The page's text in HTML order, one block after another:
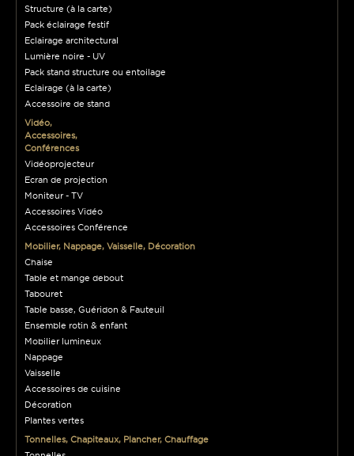
Structure (à la carte)
Pack éclairage festif
Eclairage architectural
Lumière noire - UV
Pack stand structure ou entoilage
Eclairage (à la carte)
Accessoire de stand
Vidéo,
Accessoires,
Conférences
Vidéoprojecteur
Ecran de projection
Moniteur - TV
Accessoires Vidéo
Accessoires Conférence
Mobilier, Nappage, Vaisselle, Décoration
Chaise
Table et mange debout
Tabouret
Table basse, Guéridon & Fauteuil
Ensemble rotin & enfant
Mobilier lumineux
Nappage
Vaisselle
Accessoires de cuisine
Décoration
Plantes vertes
Tonnelles, Chapiteaux, Plancher, Chauffage